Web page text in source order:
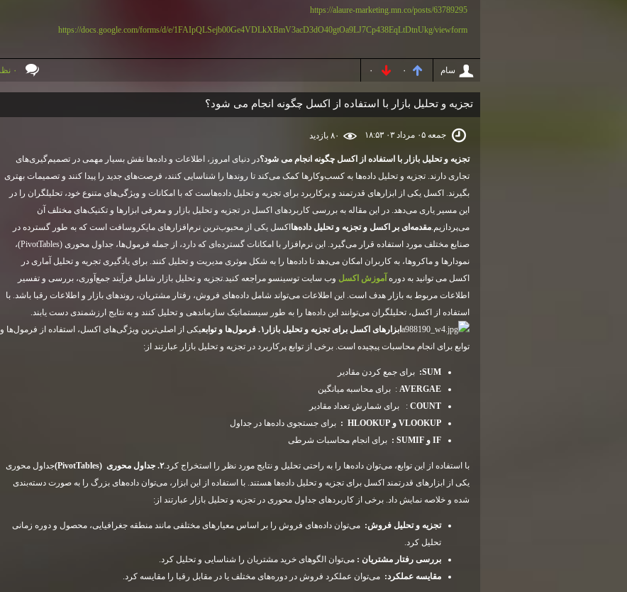
https://alaure-marketing.mn.co/posts/63789295
https://docs.google.com/forms/d/e/1FAIpQLSejb00Ge4VDLkXBmV3acD3dO40gtOa9LJ7Cp438EqLtDtnUkg/viewform
سام ۰ ۰ ۰ نظر
تجزیه و تحلیل بازار با استفاده از اکسل چگونه انجام می شود؟
جمعه ۰۵ مرداد ۰۳ ۱۸:۵۳
تجزیه و تحلیل بازار با استفاده از اکسل چگونه انجام می شود؟در دنیای امروز، اطلاعات و داده‌ها نقش بسیار مهمی در تصمیم‌گیری‌های
تجاری دارند. تجزیه و تحلیل داده‌ها به کسب‌وکارها کمک می‌کند تا روندها را شناسایی کنند، فرصت‌های جدید را پیدا کنند و تصمیمات بهتری
بگیرند. اکسل یکی از ابزارهای قدرتمند و پرکاربرد برای تجزیه و تحلیل داده‌هاست که با امکانات و ویژگی‌های متنوع خود، تحلیلگران را در
این مسیر یاری می‌دهد. در این مقاله به بررسی کاربردهای اکسل در تجزیه و تحلیل بازار و معرفی ابزارها و تکنیک‌های مختلف آن
می‌پردازیم.مقدمه‌ای بر اکسل و تجزیه و تحلیل داده‌ها اکسل یکی از محبوب‌ترین نرم‌افزارهای مایکروسافت است که به طور گسترده در
صنایع مختلف مورد استفاده قرار می‌گیرد. این نرم‌افزار با امکانات گسترده‌ای که دارد، از جمله فرمول‌ها، جداول محوری (PivotTables)،
نمودارها و ماکروها، به کاربران امکان می‌دهد تا داده‌ها را به شکل موثری مدیریت و تحلیل کنند. برای یادگیری تجریه و تحلیل آماری در
اکسل می توانید به دوره آموزش اکسل وب سایت توسینسو مراجعه کنید.تجزیه و تحلیل بازار شامل فرآیند جمع‌آوری، بررسی و تفسیر
اطلاعات مربوط به بازار هدف است. این اطلاعات می‌تواند شامل داده‌های فروش، رفتار مشتریان، روندهای بازار و اطلاعات رقبا باشد. با
استفاده از اکسل، تحلیلگران می‌توانند این داده‌ها را به طور سیستماتیک سازماندهی و تحلیل کنند و به نتایج ارزشمندی دست یابند.
ابزارهای اکسل برای تجزیه و تحلیل بازار ۱. فرمول‌ها و توابعیکی از اصلی‌ترین ویژگی‌های اکسل، استفاده از فرمول‌ها و
توابع برای انجام محاسبات پیچیده است. برخی از توابع پرکاربرد در تجزیه و تحلیل بازار عبارتند از:
SUM:
برای جمع کردن مقادیر
AVERGAE : برای محاسبه میانگین
COUNT : برای شمارش تعداد مقادیر
VLOOKUP و HLOOKUP
: برای جستجوی داده‌ها در جداول
IF و SUMIF
: برای انجام محاسبات شرطی
با استفاده از این توابع، می‌توان داده‌ها را به راحتی تحلیل و نتایج مورد نظر را استخراج کرد.۲. جداول محوری (PivotTables)
جداول محوری
یکی از ابزارهای قدرتمند اکسل برای تجزیه و تحلیل داده‌ها هستند. با استفاده از این ابزار، می‌توان داده‌های بزرگ را به صورت دسته‌بندی
شده و خلاصه نمایش داد. برخی از کاربردهای جداول محوری در تجزیه و تحلیل بازار عبارتند از:
تجزیه و تحلیل فروش: می‌توان داده‌های فروش را بر اساس معیارهای مختلفی مانند منطقه جغرافیایی، محصول و دوره زمانی
تحلیل کرد.
بررسی رفتار مشتریان : می‌توان الگوهای خرید مشتریان را شناسایی و تحلیل کرد.
مقایسه عملکرد: می‌توان عملکرد فروش در دوره‌های مختلف یا در مقابل رقبا را مقایسه کرد.